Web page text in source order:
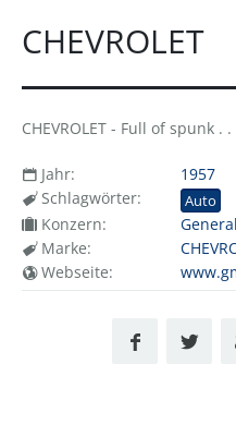
CHEVROLET
CHEVROLET - Full of spunk . .
Jahr:
1957
Schlagwörter:
Auto
Konzern:
Marke:
Webseite: